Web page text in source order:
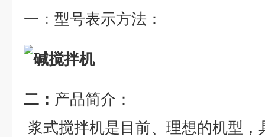
一 ： 型号表示方法：
二： 产品简介：
浆式搅拌机是目前、理想的机型